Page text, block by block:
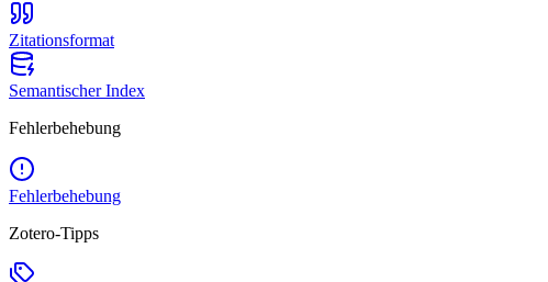
Zitationsformat
Semantischer Index
Fehlerbehebung
Fehlerbehebung
Zotero-Tipps